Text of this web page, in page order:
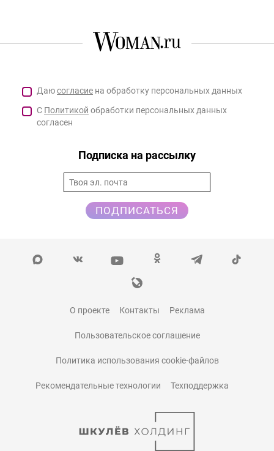
Даюсогласие на обработку персональных данных
С Политикой обработки персональных данных
согласен
Подписка на рассылку
ПОДПИСАТЬСЯ
О проекте Контакты Реклама
Пользовательское соглашение
Политика использования cookie-файлов
Рекомендательные технологии Техподдержка